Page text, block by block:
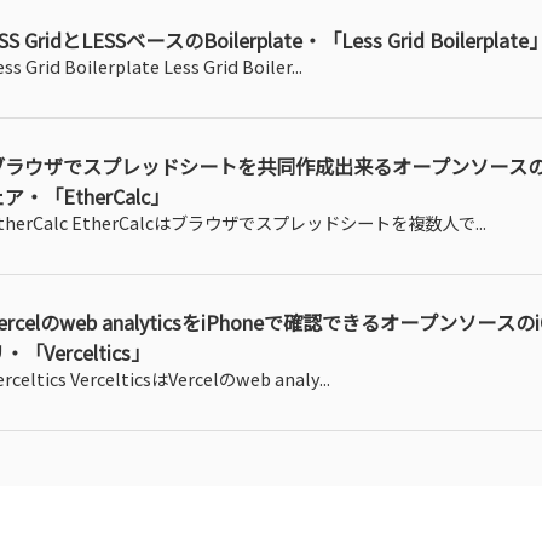
GridとLESSベースのBoilerplate・「Less Grid Boilerplate」
Grid Boilerplate Less Grid Boiler...
ウザでスプレッドシートを共同作成出来るオープンソース
・「EtherCalc」
EtherCalcはブラウザでスプレッドシートを複数人で...
のweb analyticsをiPhoneで確認できるオープンソースの
「Verceltics」
VercelticsはVercelのweb analy...